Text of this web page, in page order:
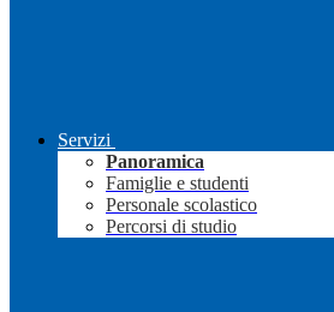
Servizi
Panoramica
Famiglie e studenti
Personale scolastico
Percorsi di studio